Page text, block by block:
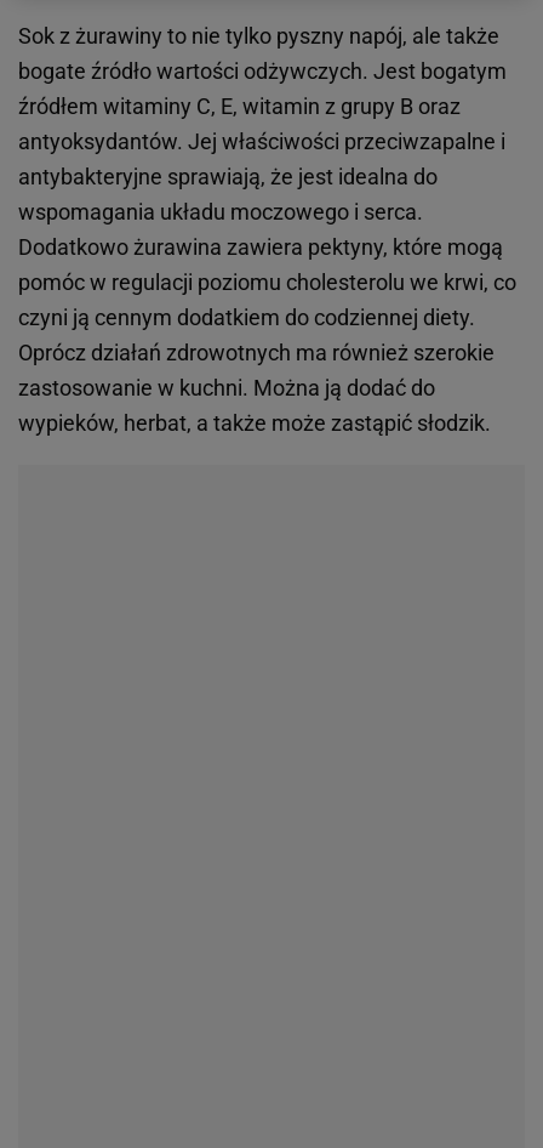
Sok z żurawiny to nie tylko pyszny napój, ale także
bogate źródło wartości odżywczych. Jest bogatym
źródłem witaminy C, E, witamin z grupy B oraz
antyoksydantów. Jej właściwości przeciwzapalne i
antybakteryjne sprawiają, że jest idealna do
wspomagania układu moczowego i serca.
Dodatkowo żurawina zawiera pektyny, które mogą
pomóc w regulacji poziomu cholesterolu we krwi, co
czyni ją cennym dodatkiem do codziennej diety.
Oprócz działań zdrowotnych ma również szerokie
zastosowanie w kuchni. Można ją dodać do
wypieków, herbat, a także może zastąpić słodzik.